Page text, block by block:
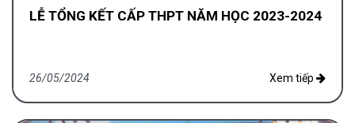
LỄ TỔNG KẾT CẤP THPT NĂM HỌC 2023-2024
26/05/2024 Xem tiếp